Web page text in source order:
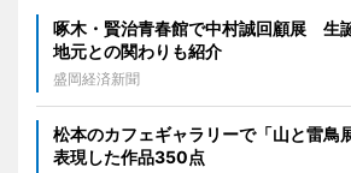
啄木・賢治青春館で中村誠回顧展 生
地元との関わりも紹介
盛岡経済新聞
松本のカフェギャラリーで「山と雷
表現した作品350点